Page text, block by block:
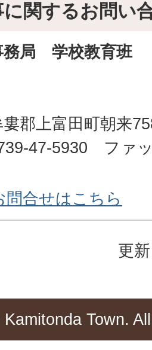
に関するお問い
務局 学校教育班
郡上富田町朝来
47-5930 ファ
問合せはこちら
更
Town.